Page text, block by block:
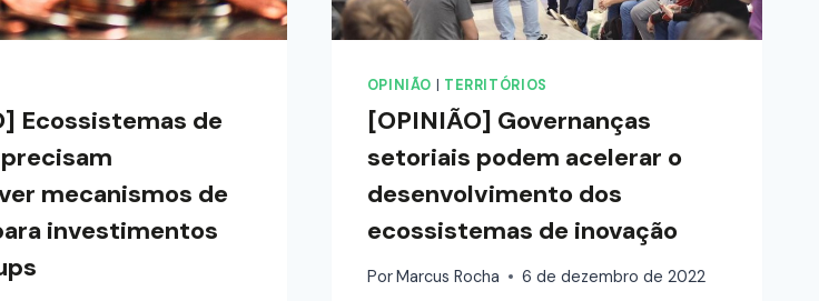
Ecossistemas de
mecanismos de
investimentos
OPINIÃO TERRITÓRIOS
[OPINIÃO] Governanças
setoriais podem acelerar o
desenvolvimento dos
ecossistemas de inovação
PorMarcus Rocha 6 de dezembro de 2022